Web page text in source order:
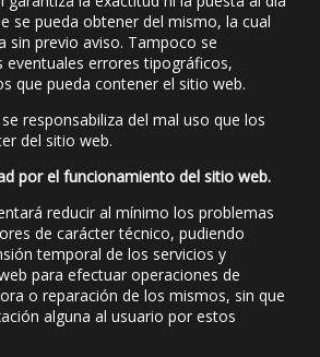
se pueda obtener del mismo, la cual
sin previo aviso. Tampoco se
eventuales errores tipográficos,
que pueda contener el sitio web.
responsabiliza del mal uso que los
del sitio web.
por el funcionamiento del sitio web.
reducir al mínimo los problemas
de carácter técnico, pudiendo
temporal de los servicios y
para efectuar operaciones de
o reparación de los mismos, sin que
alguna al usuario por estos